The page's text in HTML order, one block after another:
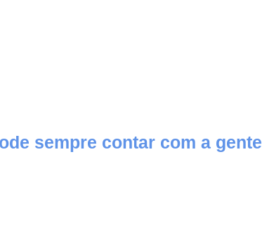
sempre contar com a